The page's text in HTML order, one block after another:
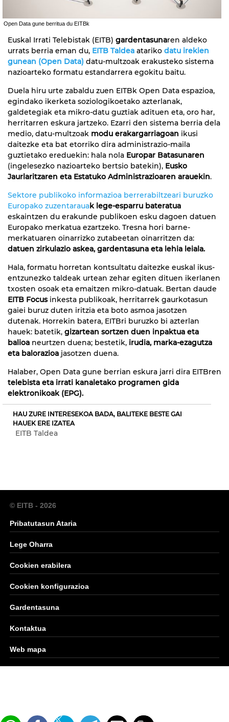
Open Data gune berritua du EITBk
Euskal Irrati Telebistak (EITB) gardentasunaren aldeko
urrats berria eman du, EITB Taldea atariko datu irekien
gunean (Open Data) datu-multzoak erakusteko sistema
nazioarteko formatu estandarrera egokitu baitu.
Duela hiru urte zabaldu zuen EITBk Open Data espazioa,
egindako ikerketa soziologikoetako azterlanak,
galdetegiak eta mikro-datu guztiak adituen eta, oro har,
herritarren eskura jartzeko. Ezarri den sistema berria dela
medio, datu-multzoak modu erakargarriagoan ikusi
daitezke eta bat etorriko dira administrazio-maila
guztietako ereduekin: hala nola Europar Batasunaren
(ingelesezko nazioarteko bertsio batekin), Eusko
Jaurlaritzaren eta Estatuko Administrazioaren arauekin.
Sektore publikoko informazioa berrerabiltzeari buruzko
Europako zuzentarauak lege-esparru bateratua
eskaintzen du erakunde publikoen esku dagoen datuen
Europako merkatua ezartzeko. Tresna hori barne-
merkatuaren oinarrizko zutabeetan oinarritzen da:
datuen zirkulazio askea, gardentasuna eta lehia leiala.
Hala, formatu horretan kontsultatu daitezke euskal ikus-
entzunezko taldeak urtean zehar egiten dituen ikerlanen
txosten osoak eta emaitzen mikro-datuak. Bertan daude
EITB Focusinkesta publikoak, herritarrek gaurkotasun
gaiei buruz duten iritzia eta boto asmoa jasotzen
dutenak. Horrekin batera, EITBri buruzko bi azterlan
hauek: batetik, gizartean sortzen duen inpaktua eta
balioa neurtzen duena; bestetik, irudia, marka-ezagutza
eta balorazioa jasotzen duena.
Halaber, Open Data gune berrian eskura jarri dira EITBren
telebista eta irrati kanaletako programen gida
elektronikoak (EPG).
HAU ZURE INTERESEKOA BADA, BALITEKE BESTE GAI
HAUEK ERE IZATEA
EITB Taldea
© EITB - 2026
Pribatutasun Ataria
Lege Oharra
Cookien erabilera
Cookien konfigurazioa
Gardentasuna
Kontaktua
Web mapa